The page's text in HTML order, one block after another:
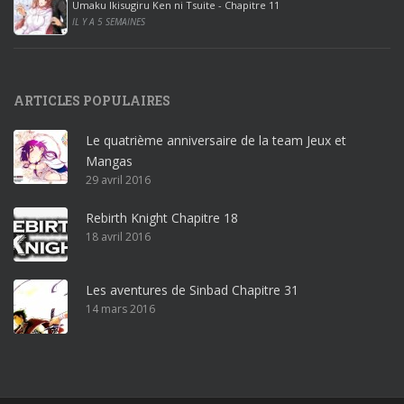
0
1
r
o
ff
i
c
e
3
r
Umaku Ikisugiru Ken ni Tsuite - Chapitre 11
IL Y A 5 SEMAINES
ARTICLES POPULAIRES
Le quatrième anniversaire de la team Jeux et
Mangas
29 avril 2016
Rebirth Knight Chapitre 18
18 avril 2016
Les aventures de Sinbad Chapitre 31
14 mars 2016